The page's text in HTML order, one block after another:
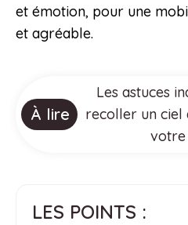
et émotion, pour une
et agréable.
À lire
Les astuces
recoller un
votre
LES POINTS :